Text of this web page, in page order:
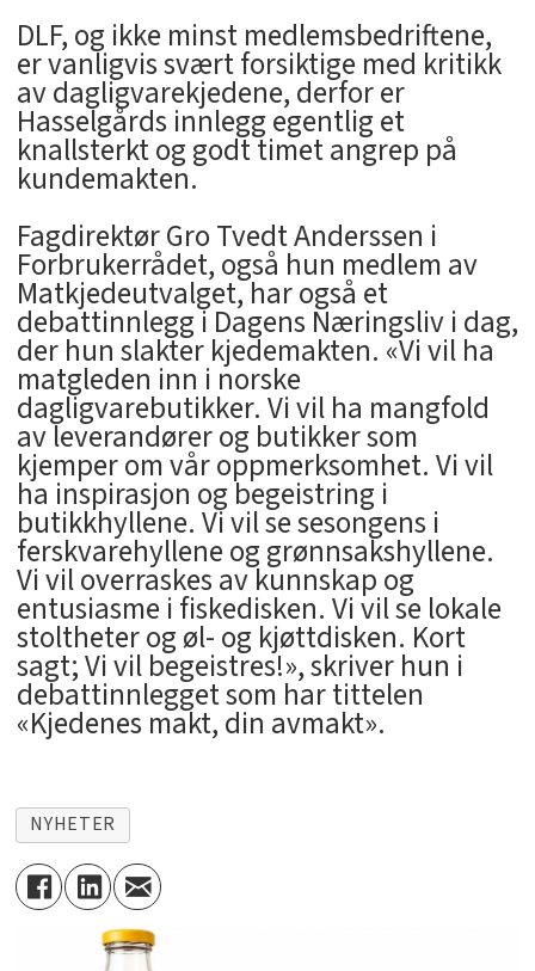
DLF, og ikke minst medlemsbedriftene,
er vanligvis svært forsiktige med kritikk
av dagligvarekjedene, derfor er
Hasselgårds innlegg egentlig et
knallsterkt og godt timet angrep på
kundemakten.
Fagdirektør Gro Tvedt Anderssen i
Forbrukerrådet, også hun medlem av
Matkjedeutvalget, har også et
debattinnlegg i Dagens Næringsliv i dag,
der hun slakter kjedemakten. «Vi vil ha
matgleden inn i norske
dagligvarebutikker. Vi vil ha mangfold
av leverandører og butikker som
kjemper om vår oppmerksomhet. Vi vil
ha inspirasjon og begeistring i
butikkhyllene. Vi vil se sesongens i
ferskvarehyllene og grønnsakshyllene.
Vi vil overraskes av kunnskap og
entusiasme i fiskedisken. Vi vil se lokale
stoltheter og øl- og kjøttdisken. Kort
sagt; Vi vil begeistres!», skriver hun i
debattinnlegget som har tittelen
«Kjedenes makt, din avmakt».
NYHETER